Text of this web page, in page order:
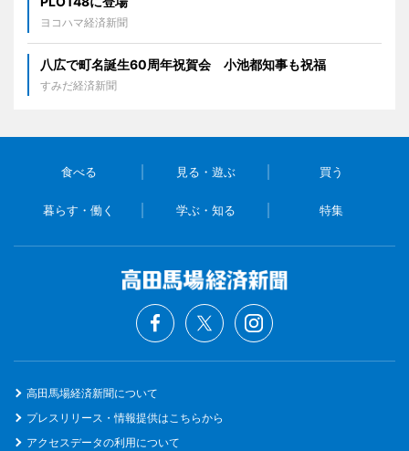
ヨコハマ経済新聞
八広で町名誕生60周年祝賀会 小池都知事も祝福
すみだ経済新聞
食べる 見る・遊ぶ 買う
暮らす・働く 学ぶ・知る 特集
高田馬場経済新聞について
プレスリリース・情報提供はこちらから
アクセスデータの利用について